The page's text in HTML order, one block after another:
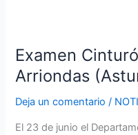
Examen
Arriondas
Deja un comentario /
El 23 de junio el
Negro
Kung
Arriondas
(Asturias)